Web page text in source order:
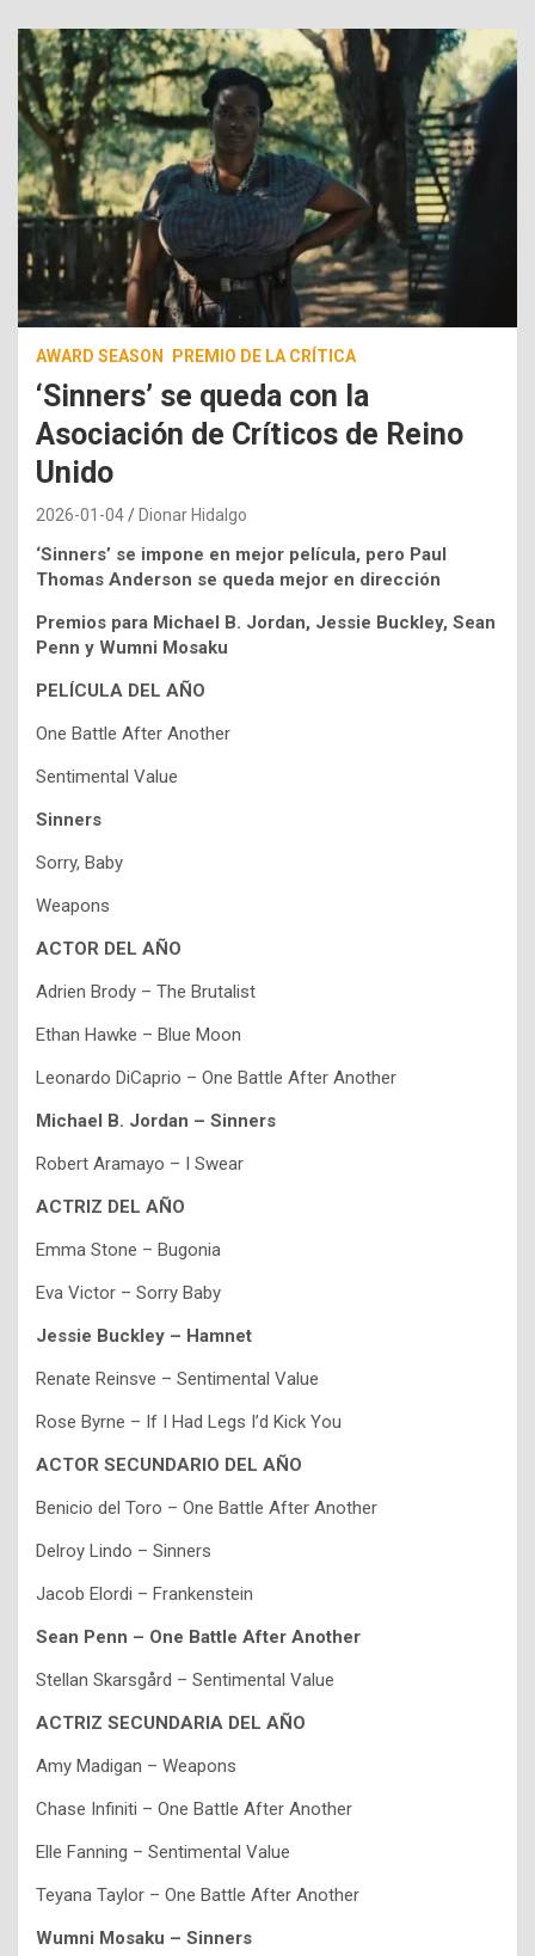
AWARD SEASON PREMIO DE LA CRÍTICA
‘Sinners’ se queda con la
Asociación de Críticos de Reino
Unido
2026-01-04 Dionar Hidalgo
‘Sinners’ se impone en mejor película, pero Paul
Thomas Anderson se queda mejor en dirección
Premios para Michael B. Jordan, Jessie Buckley, Sean
Penn y Wumni Mosaku
PELÍCULA DEL AÑO
One Battle After Another
Sentimental Value
Sinners
Sorry, Baby
Weapons
ACTOR DEL AÑO
Adrien Brody – The Brutalist
Ethan Hawke – Blue Moon
Leonardo DiCaprio – One Battle After Another
Michael B. Jordan – Sinners
Robert Aramayo – I Swear
ACTRIZ DEL AÑO
Emma Stone – Bugonia
Eva Victor – Sorry Baby
Jessie Buckley – Hamnet
Renate Reinsve – Sentimental Value
Rose Byrne – If I Had Legs I’d Kick You
ACTOR SECUNDARIO DEL AÑO
Benicio del Toro – One Battle After Another
Delroy Lindo – Sinners
Jacob Elordi – Frankenstein
Sean Penn – One Battle After Another
Stellan Skarsgård – Sentimental Value
ACTRIZ SECUNDARIA DEL AÑO
Amy Madigan – Weapons
Chase Infiniti – One Battle After Another
Elle Fanning – Sentimental Value
Teyana Taylor – One Battle After Another
Wumni Mosaku – Sinners